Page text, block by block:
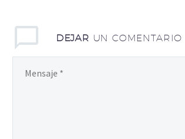
DEJAR UN COMENTARIO